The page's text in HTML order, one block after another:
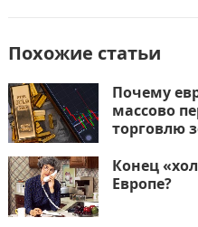
Похожие статьи
Почему
массово
торговлю
Конец
Европе?